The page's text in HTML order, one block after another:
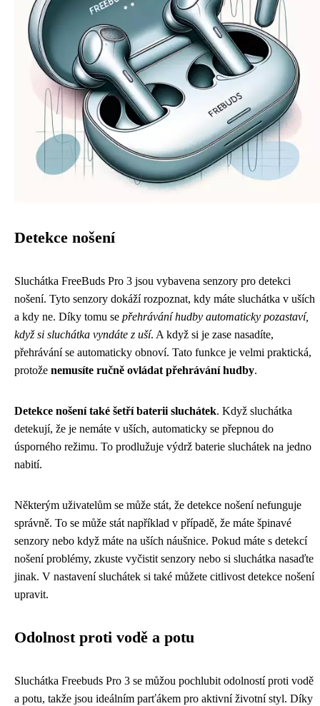
Detekce nošení
Sluchátka FreeBuds Pro 3 jsou vybavena senzory pro detekci
nošení. Tyto senzory dokáží rozpoznat, kdy máte sluchátka v uších
a kdy ne. Díky tomu se přehrávání hudby automaticky pozastaví,
když si sluchátka vyndáte z uší. A když si je zase nasadíte,
přehrávání se automaticky obnoví. Tato funkce je velmi praktická,
protože nemusíte ručně ovládat přehrávání hudby.
Detekce nošení také šetří baterii sluchátek. Když sluchátka
detekují, že je nemáte v uších, automaticky se přepnou do
úsporného režimu. To prodlužuje výdrž baterie sluchátek na jedno
nabití.
Některým uživatelům se může stát, že detekce nošení nefunguje
správně. To se může stát například v případě, že máte špinavé
senzory nebo když máte na uších náušnice. Pokud máte s detekcí
nošení problémy, zkuste vyčistit senzory nebo si sluchátka nasaďte
jinak. V nastavení sluchátek si také můžete citlivost detekce nošení
upravit.
Odolnost proti vodě a potu
Sluchátka Freebuds Pro 3 se můžou pochlubit odolností proti vodě
a potu, takže jsou ideálním parťákem pro aktivní životní styl. Díky